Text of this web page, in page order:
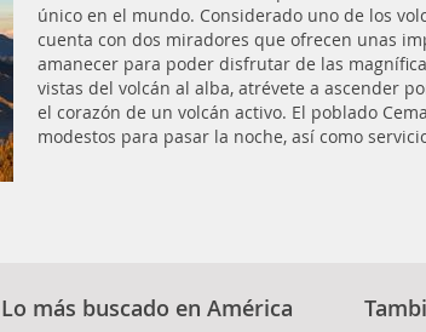
único en el mundo. Considerado uno de los
cuenta con dos miradores que ofrecen unas
amanecer para poder disfrutar de las
vistas del volcán al alba, atrévete a ascender
el corazón de un volcán activo. El poblado
modestos para pasar la noche, así como
Lo más buscado en América